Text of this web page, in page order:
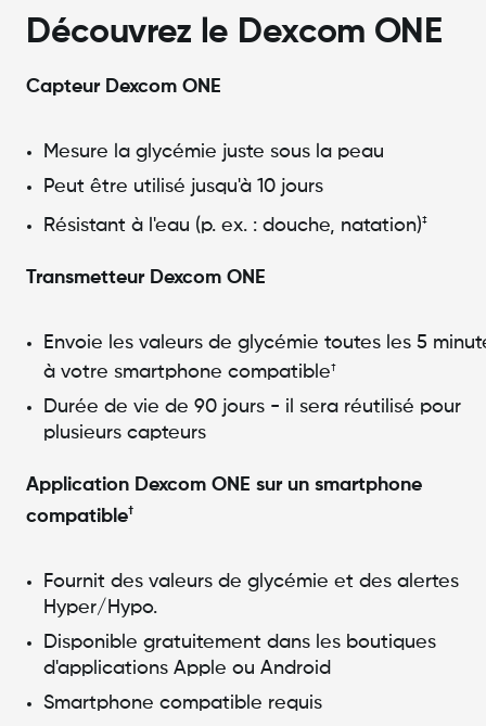
Découvrez le Dexcom ONE
Capteur Dexcom ONE
Mesure la glycémie juste sous la peau
Peut être utilisé jusqu'à 10 jours
Résistant à l'eau (p. ex. : douche, natation)‡
Transmetteur Dexcom ONE
Envoie les valeurs de glycémie toutes les 5
à votre smartphone compatible†
Durée de vie de 90 jours - il sera réutilisé pour
plusieurs capteurs
Application Dexcom ONE sur un smartphone
compatible†
Fournit des valeurs de glycémie et des alertes
Hyper/Hypo.
Disponible gratuitement dans les boutiques
d'applications Apple ou Android
Smartphone compatible requis